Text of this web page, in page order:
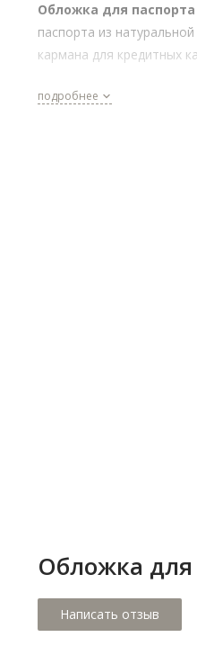
Обложка для
паспорта из
кармана для кредитных
подробнее
Обложка для